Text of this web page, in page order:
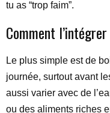
tu as “trop faim”.
Comment
Le plus simple est de
journée, surtout avant
aussi varier avec de
ou des aliments riches